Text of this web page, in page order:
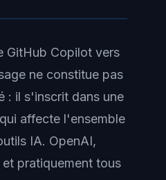
GitHub Copilot vers
ne constitue pas
: il s'inscrit dans une
affecte l'ensemble
IA. OpenAI,
pratiquement tous